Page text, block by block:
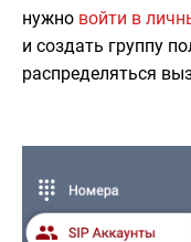
нужно войти в
и создать группу
распределяться